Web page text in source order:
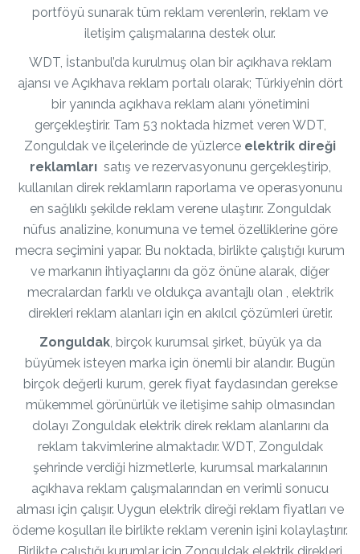
portföyü sunarak tüm reklam verenlerin, reklam ve
iletişim çalışmalarına destek olur.
WDT, İstanbul’da kurulmuş olan bir açıkhava reklam
ajansı ve Açıkhava reklam portalı olarak; Türkiye’nin dört
bir yanında açıkhava reklam alanı yönetimini
gerçekleştirir. Tam 53 noktada hizmet veren WDT,
Zonguldak ve ilçelerinde de yüzlerce elektrik direği
reklamlarısatış ve rezervasyonunu gerçekleştirip,
kullanılan direk reklamların raporlama ve operasyonunu
en sağlıklı şekilde reklam verene ulaştırır. Zonguldak
nüfus analizine, konumuna ve temel özelliklerine göre
mecra seçimini yapar. Bu noktada, birlikte çalıştığı kurum
ve markanın ihtiyaçlarını da göz önüne alarak, diğer
mecralardan farklı ve oldukça avantajlı olan , elektrik
direkleri reklam alanları için en akılcıl çözümleri üretir.
Zonguldak, birçok kurumsal şirket, büyük ya da
büyümek isteyen marka için önemli bir alandır. Bugün
birçok değerli kurum, gerek fiyat faydasından gerekse
mükemmel görünürlük ve iletişime sahip olmasından
dolayı Zonguldak elektrik direk reklam alanlarını da
reklam takvimlerine almaktadır. WDT, Zonguldak
şehrinde verdiği hizmetlerle, kurumsal markalarının
açıkhava reklam çalışmalarından en verimli sonucu
alması için çalışır. Uygun elektrik direği reklam fiyatları ve
ödeme koşulları ile birlikte reklam verenin işini kolaylaştırır.